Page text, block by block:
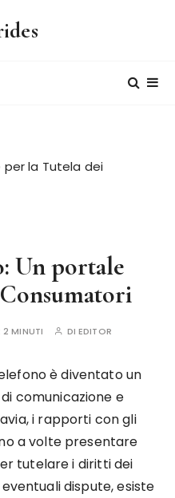
per la Tutela dei
Un portale
2 MINUTI DI EDITOR
è diventato un
comunicazione e
i rapporti con gli
a volte presentare
tutelare i diritti dei
dispute, esiste